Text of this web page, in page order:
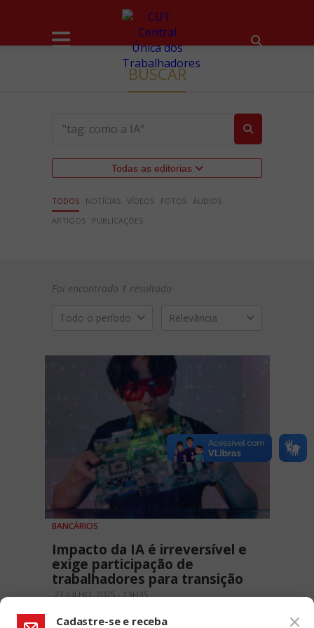
BUSCAR
Todas as editorias
TODOS NOTÍCIAS VÍDEOS FOTOS ÁUDIOS
ARTIGOS
PUBLICAÇÕES
Foi encontrado 1 resultado
Todo o período Relevância
BANCÁRIOS
Impacto da IA é irreversível e
exige participação de
trabalhadores para transição
23 JULHO, 2025 - 13H35
Cadastre-se e receba